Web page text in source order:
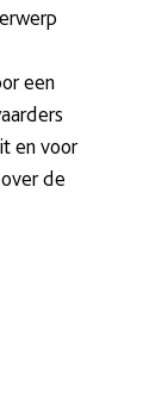
een
en voor
de